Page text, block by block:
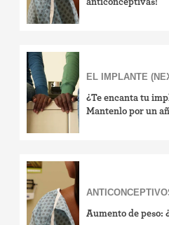
EL IMPLANTE
¿Te encanta tu
Mantenlo por un
Aumento de peso: